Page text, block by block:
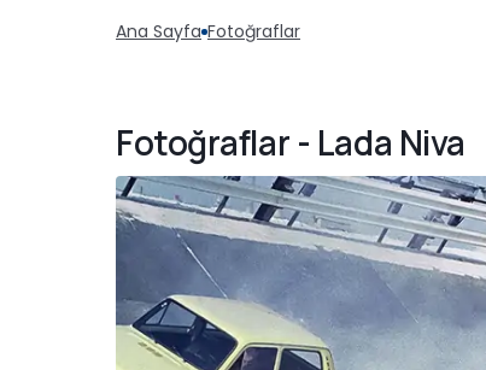
Ana Sayfa Fotoğraflar
Fotoğraflar - Lada Niva